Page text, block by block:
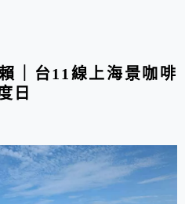
｜台11線上海景咖啡
日